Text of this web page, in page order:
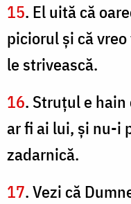
15. El uită că
piciorul şi că
le strivească.
16. Struţul e
ar fi ai lui, şi nu-i
zadarnică.
17. Vezi că